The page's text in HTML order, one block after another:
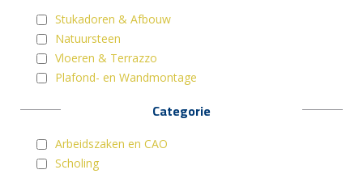
Stukadoren & Afbouw
Natuursteen
Vloeren & Terrazzo
Plafond- en Wandmontage
Categorie
Arbeidszaken en CAO
Scholing